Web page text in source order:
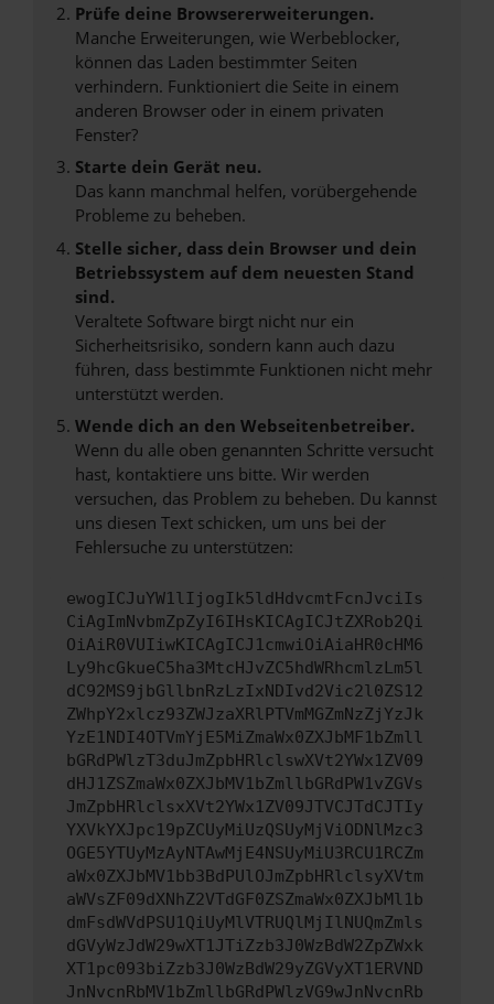
Prüfe deine Browsererweiterungen.
Manche Erweiterungen, wie Werbeblocker,
können das Laden bestimmter Seiten
verhindern. Funktioniert die Seite in einem
anderen Browser oder in einem privaten
Fenster?
Starte dein Gerät neu.
Das kann manchmal helfen, vorübergehende
Probleme zu beheben.
Stelle sicher, dass dein Browser und dein
Betriebssystem auf dem neuesten Stand
sind.
Veraltete Software birgt nicht nur ein
Sicherheitsrisiko, sondern kann auch dazu
führen, dass bestimmte Funktionen nicht mehr
unterstützt werden.
Wende dich an den Webseitenbetreiber.
Wenn du alle oben genannten Schritte versucht
hast, kontaktiere uns bitte. Wir werden
versuchen, das Problem zu beheben. Du kannst
uns diesen Text schicken, um uns bei der
Fehlersuche zu unterstützen:
ewogICJuYW1lIjogIk5ldHdvcmtFcnJvciIs
CiAgImNvbmZpZyI6IHsKICAgICJtZXRob2Qi
OiAiR0VUIiwKICAgICJ1cmwiOiAiaHR0cHM6
Ly9hcGkueC5ha3MtcHJvZC5hdWRhcmlzLm5l
dC92MS9jbGllbnRzLzIxNDIvd2Vic2l0ZS12
ZWhpY2xlcz93ZWJzaXRlPTVmMGZmNzZjYzJk
YzE1NDI4OTVmYjE5MiZmaWx0ZXJbMF1bZmll
bGRdPWlzT3duJmZpbHRlclswXVt2YWx1ZV09
dHJ1ZSZmaWx0ZXJbMV1bZmllbGRdPW1vZGVs
JmZpbHRlclsxXVt2YWx1ZV09JTVCJTdCJTIy
YXVkYXJpc19pZCUyMiUzQSUyMjViODNlMzc3
OGE5YTUyMzAyNTAwMjE4NSUyMiU3RCU1RCZm
aWx0ZXJbMV1bb3BdPUlOJmZpbHRlclsyXVtm
aWVsZF09dXNhZ2VTdGF0ZSZmaWx0ZXJbMl1b
dmFsdWVdPSU1QiUyMlVTRUQlMjIlNUQmZmls
dGVyWzJdW29wXT1JTiZzb3J0WzBdW2ZpZWxk
XT1pc093biZzb3J0WzBdW29yZGVyXT1ERVND
JnNvcnRbMV1bZmllbGRdPWlzVG9wJnNvcnRb